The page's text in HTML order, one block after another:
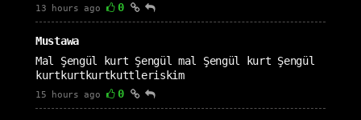
13 hours ago 0
Mustawa
Mal Şengül kurt Şengül mal Şengül kurt Şengül
kurtkurtkurtkuttleriskim
15 hours ago 0